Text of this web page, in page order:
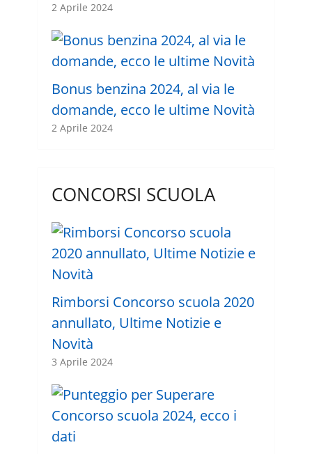
2 Aprile 2024
Bonus benzina 2024, al via le
domande, ecco le ultime Novità
2 Aprile 2024
CONCORSI SCUOLA
Rimborsi Concorso scuola 2020
annullato, Ultime Notizie e
Novità
3 Aprile 2024